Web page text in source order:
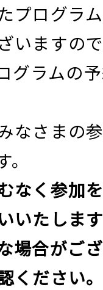
プログラ
いますの
グラムの
なさまの
なく参加
いたしま
場合がご
ください